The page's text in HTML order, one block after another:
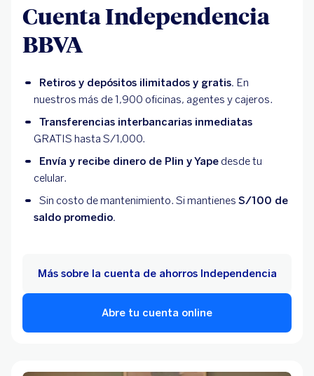
Cuenta Independencia
BBVA
Retiros y depósitos ilimitados y gratis. En
nuestros más de 1,900 oficinas, agentes y cajeros.
Transferencias interbancarias inmediatas
GRATIS hasta S/1,000.
Envía y recibe dinero de Plin y Yape desde tu
celular.
Sin costo de mantenimiento. Si mantienes S/100 de
saldo promedio.
Abre tu cuenta online
Más sobre la cuenta de ahorros Independencia